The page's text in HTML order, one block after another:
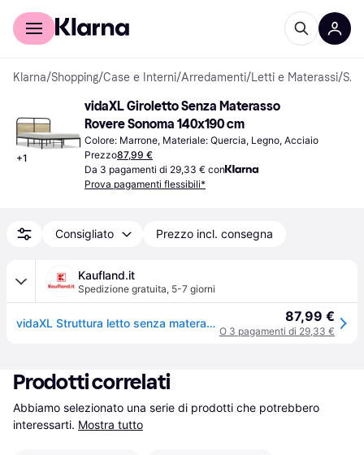
Per il tuo shopping
Klarna/Shopping/Case e Interni/Arredamenti/Letti e Materassi/ Strutture letto
+1
vidaXL Giroletto Senza Materasso
Rovere Sonoma 140x190 cm
Colore: Marrone, Materiale: Quercia, Legno, Acciaio
Prezzo87,99 €
Da 3 pagamenti di 29,33 € con
Prova pagamenti flessibili*
Consigliato Prezzo incl. consegna
Kaufland.it
Spedizione gratuita, 5-7 giorni
vidaXL Struttura letto senza materasso 140x190 cm Materiale legno rovere Sonoma 87,99 €
O 3 pagamenti di 29,33 €
Prodotti correlati
Abbiamo selezionato una serie di prodotti che potrebbero
interessarti. Mostra tutto